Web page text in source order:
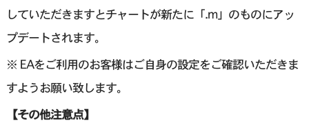
していただきますとチャートが新たに「.m」のものにアッ
プデートされます。
※ EAをご利用のお客様はご自身の設定をご確認いただきま
すようお願い致します。
【その他注意点】